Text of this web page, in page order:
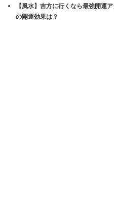
【風水】吉方に行くなら最強開運
の開運効果は？